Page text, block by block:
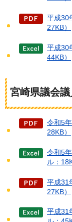
平成30
27KB）
平成30
44KB）
宮崎県議会
令和5
28KB）
令和5
ル：
平成31
27KB）
平成31